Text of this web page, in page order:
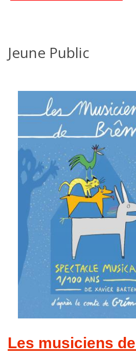
Jeune Public
Les musiciens